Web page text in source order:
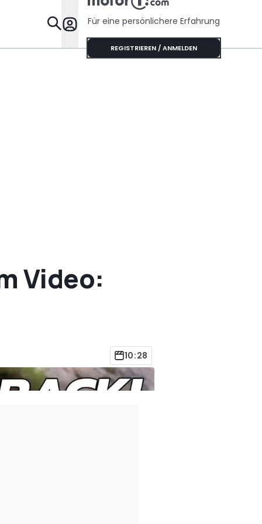
Specials
Für eine persönlichere Erfahrung
REGISTRIEREN / ANMELDEN
Video:
10:28